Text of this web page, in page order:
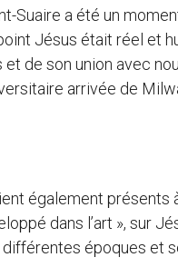
Suaire a été un
Jésus était réel et
de son union avec
arrivée de
également
dans l’art », sur
époques et